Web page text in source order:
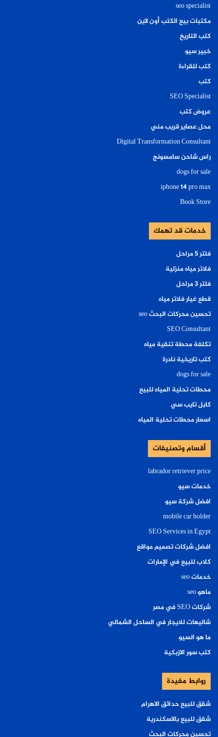
seo specialist
مكتبات بيع الكتب أون لاين
كتب التاريخ
خبير سيو
كتب للقراءة
كتب
SEO Specialist
عروض كتب
محل عصاير قريب مني
Digital Transformation Consultant
راس شاحن سامسونج
dogs for sale
iphone 14 pro max
Book Store
خدمات قد تهمك
فلتر ٥ مراحل
فلاتر مياه منزلية
فلتر ٣ مراحل
قطع غيار فلاتر مياه
تحسين محركات البحث seo
SEO Consultant
تكلفة محطة تنقية مياه
كتب تاريخية نادرة
dogs for sale
محطات تحلية المياه للبيع
كابل تايب سي
اسعار محطات تحلية المياه
أقسام وتصنيفات
labrador retriever price
خدمات سيو
افضل شركة سيو
mobile car holder
SEO Services in Egypt
افضل شركات تصميم مواقع
كلاب للبيع في الإمارات
خدمات seo
ماهو seo
شركات SEO في مصر
شاليهات للايجار في الساحل الشمالي
ما هو السيو
كتب سور الازبكية
روابط مفيدة
شقق للبيع حدائق الاهرام
شقق للبيع بالاسكندرية
تحسين محركات البحث